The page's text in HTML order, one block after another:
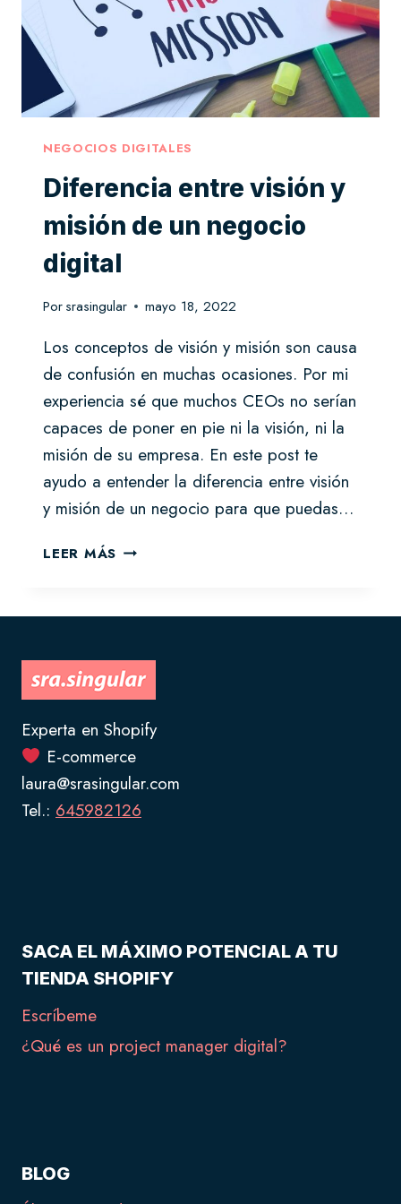
NEGOCIOS DIGITALES
Diferencia entre visión y
misión de un negocio
digital
Porsrasingular mayo 18, 2022
Los conceptos de visión y misión son causa
de confusión en muchas ocasiones. Por mi
experiencia sé que muchos CEOs no serían
capaces de poner en pie ni la visión, ni la
misión de su empresa. En este post te
ayudo a entender la diferencia entre visión
y misión de un negocio para que puedas…
LEER MÁS DIFERENCIA
Y
DE
UN
NEGOCIO
DIGITAL
Experta en Shopify
E-commerce
laura@srasingular.com
Tel.: 645982126
SACA EL MÁXIMO POTENCIAL A TU
TIENDA SHOPIFY
Escríbeme
¿Qué es un project manager digital?
BLOG